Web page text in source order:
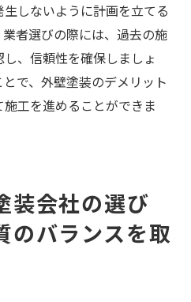
しないように計画を立てる
者選びの際には、過去の施
、信頼性を確保しましょ
で、外壁塗装のデメリット
工を進めることができま
装会社の選び
のバランスを取